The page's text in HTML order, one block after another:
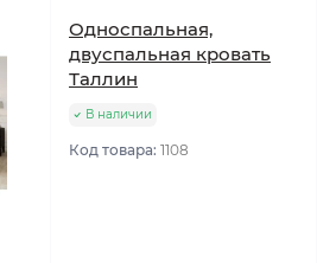
Односпальная,
двуспальная кровать
Таллин
В наличии
Код товара: 1108